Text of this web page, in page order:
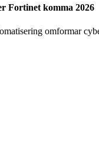
Fortinet komma 2026
omformar